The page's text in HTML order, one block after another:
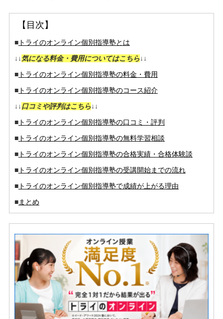
【目次】
■トライのオンライン個別指導塾とは
↓↓気になる料金・費用についてはこちら↓↓
■トライのオンライン個別指導塾の料金・費用
■トライのオンライン個別指導塾のコース紹介
↓↓口コミや評判はこちら↓↓
■トライのオンライン個別指導塾の口コミ・評判
■トライのオンライン個別指導塾の無料学習相談
■トライのオンライン個別指導塾の合格実績・合格体験談
■トライのオンライン個別指導塾の受講開始までの流れ
■トライのオンライン個別指導塾で成績が上がる理由
■まとめ